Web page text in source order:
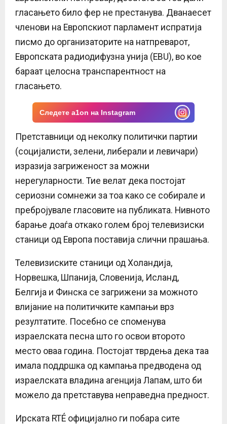
Uгласањето било фер не престанува. Дванаесет
членови на Европскиот парламент испратија
писмо до организаторите на натпреварот,
Европската радиодифузна унија (EBU), во кое
бараат целосна транспарентност на
гласањето.
Следете a1on на Instagram
Претставници од неколку политички партии
(социјалисти, зелени, либерали и левичари)
изразија загриженост за можни
нерегуларности. Тие велат дека постојат
сериозни сомнежи за тоа како се собирале и
пребројувале гласовите на публиката. Нивното
барање доаѓа откако голем број телевизиски
станици од Европа поставија слични прашања.
Телевизиските станици од Холандија,
Норвешка, Шпанија, Словенија, Исланд,
Белгија и Финска се загрижени за можното
влијание на политичките кампањи врз
резултатите. Посебно се споменува
израелската песна што го освои второто
место оваа година. Постојат тврдења дека таа
имала поддршка од кампања предводена од
израелската владина агенција Лапам, што би
можело да претставува неправедна предност.
Ирската RTÉ официјално ги побара сите